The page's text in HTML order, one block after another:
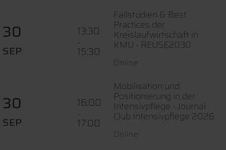
30
SEP
13:30
-
15:30
Fallstudien & Best
Practices der
Kreislaufwirtschaft in
KMU - REUSE2030
Online
30
SEP
16:00
-
17:00
Mobilisation und
Positionierung in der
Intensivpflege - Journal
Club Intensivpflege 2026
Online